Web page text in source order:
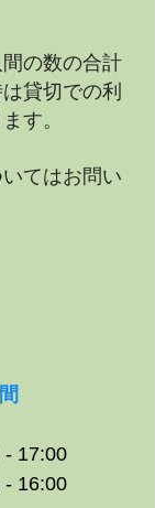
の数の合計
貸切での利
す。
てはお問い
17:00
16:00